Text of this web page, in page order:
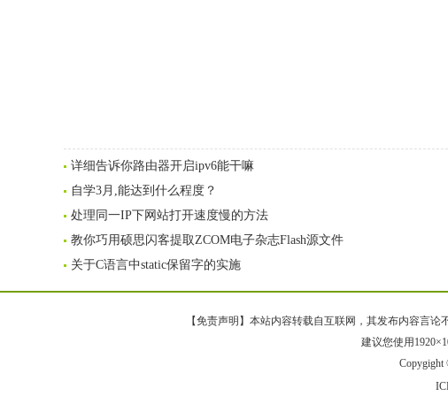
详细告诉你路由器开启ipv6能干嘛
自学3月,能达到什么程度？
处理同一IP下网站打开速度慢的方法
教你巧用硕思闪客提取ZCOM电子杂志Flash源文件
关于C语言中static保留字的实施
【免责声明】本站内容转载自互联网，其发布内容言
建议您使用
Copygight